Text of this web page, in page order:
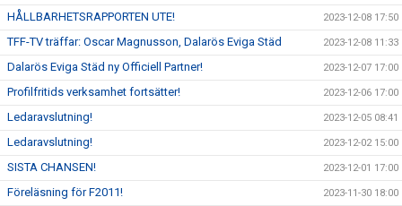
HÅLLBARHETSRAPPORTEN UTE! 2023-12-08 17:50
TFF-TV träffar: Oscar Magnusson, Dalarös Eviga Städ 2023-12-08 11:33
Dalarös Eviga Städ ny Officiell Partner! 2023-12-07 17:00
Profilfritids verksamhet fortsätter! 2023-12-06 17:00
Ledaravslutning! 2023-12-05 08:41
Ledaravslutning! 2023-12-02 15:00
SISTA CHANSEN! 2023-12-01 17:00
Föreläsning för F2011! 2023-11-30 18:00